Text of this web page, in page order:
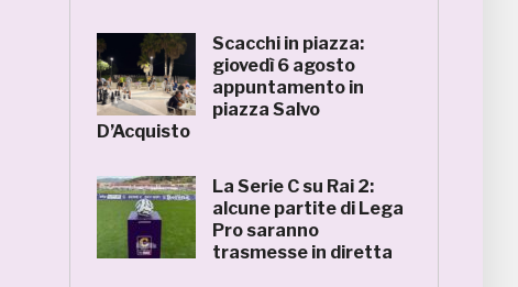
Scacchi in piazza:
giovedì 6 agosto
appuntamento in
piazza Salvo
D’Acquisto
La Serie C su Rai 2:
alcune partite di Lega
Pro saranno
trasmesse in diretta